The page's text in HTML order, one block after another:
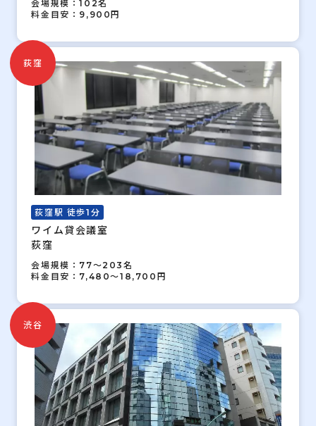
会場規模：102名
料金目安：9,900円
荻窪
荻窪駅 徒歩1分
ワイム貸会議室
荻窪
会場規模：77～203名
料金目安：7,480～18,700円
渋谷